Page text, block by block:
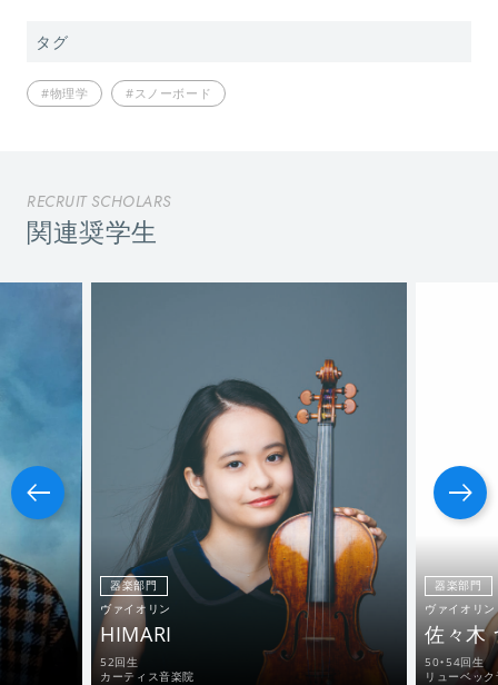
タグ
#物理学 #スノーボード
RECRUIT SCHOLARS
関連奨学生
器楽部門
ヴァイオリン
HIMARI
52回生
カーティス音楽院
器楽部門
ヴァイオリン
佐々木
50・54回生
リューベッ